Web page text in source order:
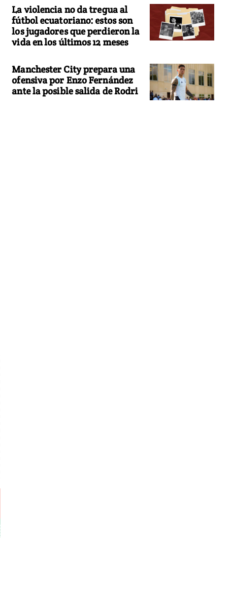
La violencia no da tregua al
fútbol ecuatoriano: estos son
los jugadores que perdieron la
vida en los últimos 12 meses
Manchester City prepara una
ofensiva por Enzo Fernández
ante la posible salida de Rodri